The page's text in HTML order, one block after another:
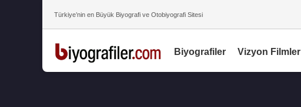
Türkiye’nin en Büyük Biyografi ve Otobiyografi Sitesi
Biyografiler Vizyon Filmler